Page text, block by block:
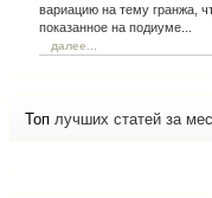
вариацию на тему гранжа,
показанное на подиуме...
далее...
Топ лучших статей за